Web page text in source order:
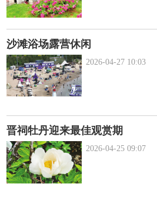
沙滩浴场露营休闲
2026-04-27 10:03
晋祠牡丹迎来最佳观赏期
2026-04-25 09:07